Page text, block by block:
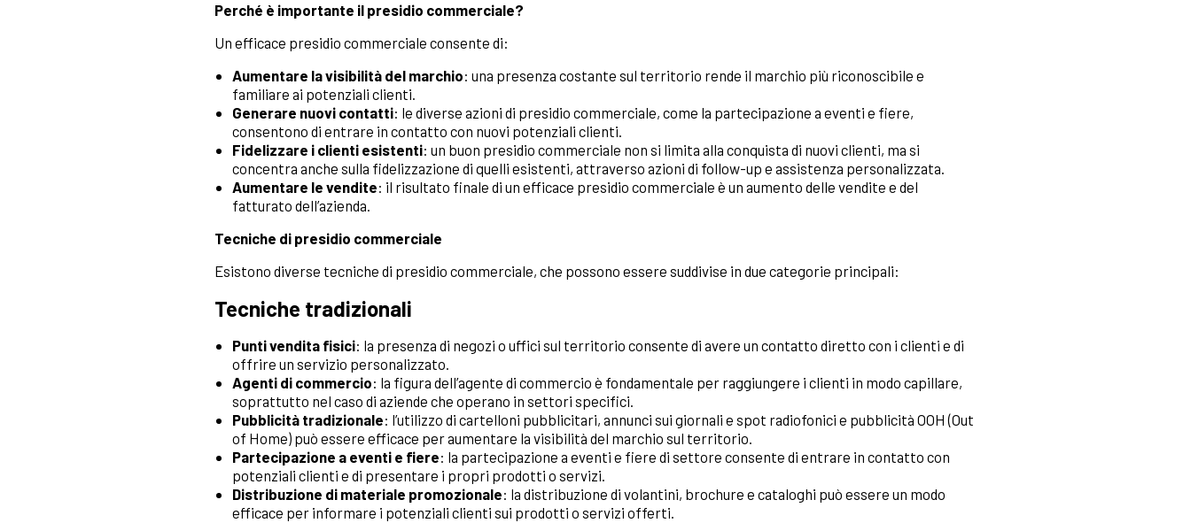
Perché è importante il presidio commerciale?
Un efficace presidio commerciale consente di:
Aumentare la visibilità del marchio: una presenza costante sul territorio rende il marchio più riconoscibile e
familiare ai potenziali clienti.
Generare nuovi contatti: le diverse azioni di presidio commerciale, come la partecipazione a eventi e fiere,
consentono di entrare in contatto con nuovi potenziali clienti.
Fidelizzare i clienti esistenti: un buon presidio commerciale non si limita alla conquista di nuovi clienti, ma si
concentra anche sulla fidelizzazione di quelli esistenti, attraverso azioni di follow-up e assistenza personalizzata.
Aumentare le vendite: il risultato finale di un efficace presidio commerciale è un aumento delle vendite e del
fatturato dell’azienda.
Tecniche di presidio commerciale
Esistono diverse tecniche di presidio commerciale, che possono essere suddivise in due categorie principali:
Tecniche tradizionali
Punti vendita fisici: la presenza di negozi o uffici sul territorio consente di avere un contatto diretto con i clienti e di
offrire un servizio personalizzato.
Agenti di commercio: la figura dell’agente di commercio è fondamentale per raggiungere i clienti in modo capillare,
soprattutto nel caso di aziende che operano in settori specifici.
Pubblicità tradizionale: l’utilizzo di cartelloni pubblicitari, annunci sui giornali e spot radiofonici e pubblicità OOH (Out
of Home) può essere efficace per aumentare la visibilità del marchio sul territorio.
Partecipazione a eventi e fiere: la partecipazione a eventi e fiere di settore consente di entrare in contatto con
potenziali clienti e di presentare i propri prodotti o servizi.
Distribuzione di materiale promozionale: la distribuzione di volantini, brochure e cataloghi può essere un modo
efficace per informare i potenziali clienti sui prodotti o servizi offerti.